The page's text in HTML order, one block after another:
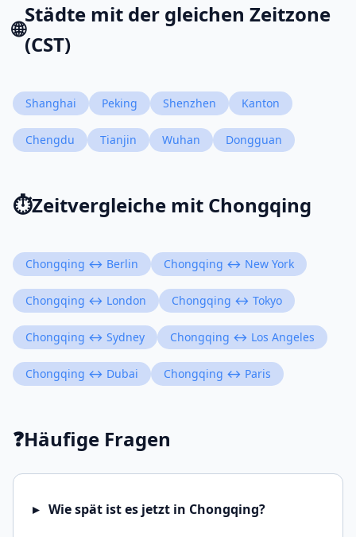
🌐
Städte mit der gleichen Zeitzone
(CST)
Shanghai Peking Shenzhen Kanton
Chengdu Tianjin Wuhan Dongguan
⏱️Zeitvergleiche mit Chongqing
Chongqing ↔ Berlin Chongqing ↔ New York
Chongqing ↔ London Chongqing ↔ Tokyo
Chongqing ↔ Sydney Chongqing ↔ Los Angeles
Chongqing ↔ Dubai Chongqing ↔ Paris
❓Häufige Fragen
Wie spät ist es jetzt in Chongqing?